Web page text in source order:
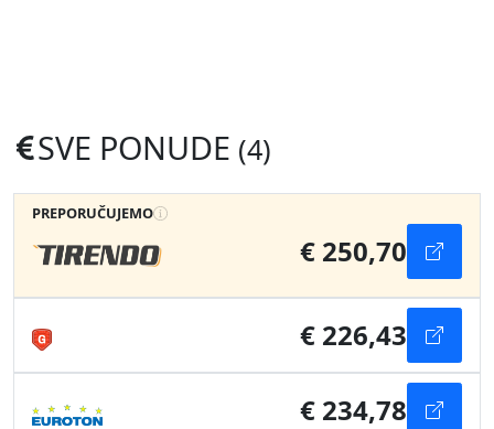
SVE PONUDE (4)
PREPORUČUJEMO
€ 250,70
€ 226,43
€ 234,78